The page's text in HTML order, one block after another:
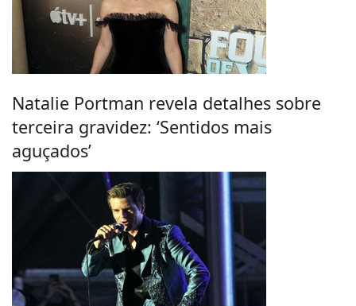
Natalie Portman revela detalhes sobre
terceira gravidez: ‘Sentidos mais
aguçados’